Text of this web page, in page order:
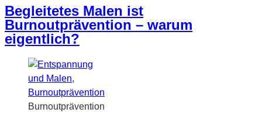
Begleitetes Malen ist
Burnoutprävention – warum
eigentlich?
Burnoutprävention